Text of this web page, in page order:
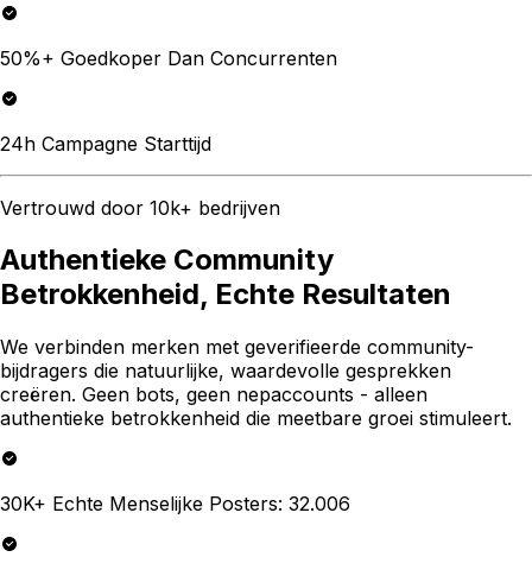
50%+ Goedkoper Dan Concurrenten
24h Campagne Starttijd
Vertrouwd door 10k+ bedrijven
Authentieke Community
Betrokkenheid, Echte Resultaten
We verbinden merken met geverifieerde community-
bijdragers die natuurlijke, waardevolle gesprekken
creëren. Geen bots, geen nepaccounts - alleen
authentieke betrokkenheid die meetbare groei stimuleert.
30K+ Echte Menselijke Posters: 32.006